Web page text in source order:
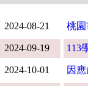
2024-08-21 桃園
2024-09-19 113
2024-10-01 因